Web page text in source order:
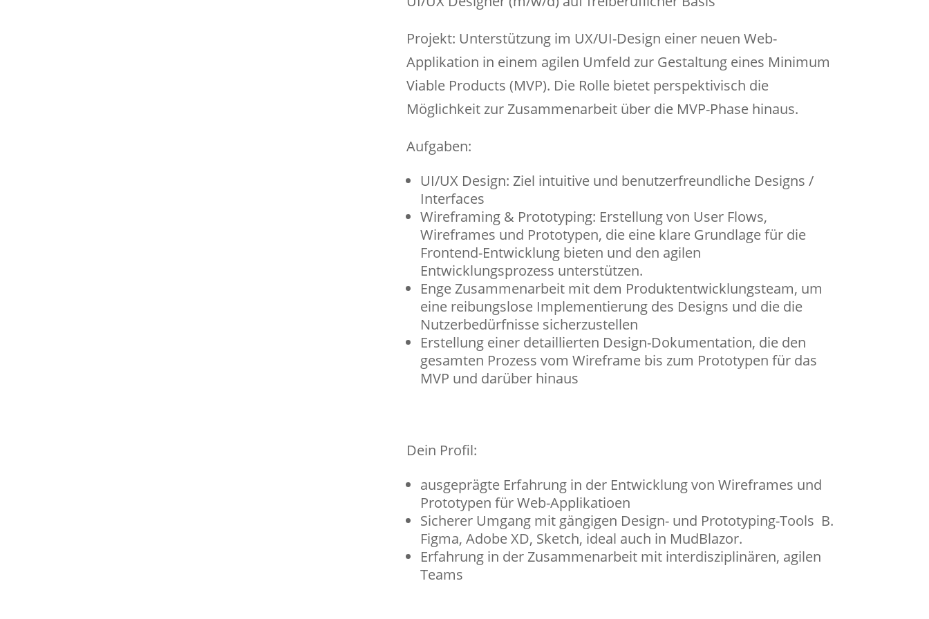
Projekt: Unterstützung im UX/UI-Design einer neuen Web-
Applikation in einem agilen Umfeld zur Gestaltung eines Minimum
Viable Products (MVP). Die Rolle bietet perspektivisch die
Möglichkeit zur Zusammenarbeit über die MVP-Phase hinaus.
Aufgaben:
UI/UX Design: Ziel intuitive und benutzerfreundliche Designs /
Interfaces
Wireframing & Prototyping: Erstellung von User Flows,
Wireframes und Prototypen, die eine klare Grundlage für die
Frontend-Entwicklung bieten und den agilen
Entwicklungsprozess unterstützen.
Enge Zusammenarbeit mit dem Produktentwicklungsteam, um
eine reibungslose Implementierung des Designs und die die
Nutzerbedürfnisse sicherzustellen
Erstellung einer detaillierten Design-Dokumentation, die den
gesamten Prozess vom Wireframe bis zum Prototypen für das
MVP und darüber hinaus
Dein Profil:
ausgeprägte Erfahrung in der Entwicklung von Wireframes und
Prototypen für Web-Applikatioen
Sicherer Umgang mit gängigen Design- und Prototyping-Tools B.
Figma, Adobe XD, Sketch, ideal auch in MudBlazor.
Erfahrung in der Zusammenarbeit mit interdisziplinären, agilen
Teams